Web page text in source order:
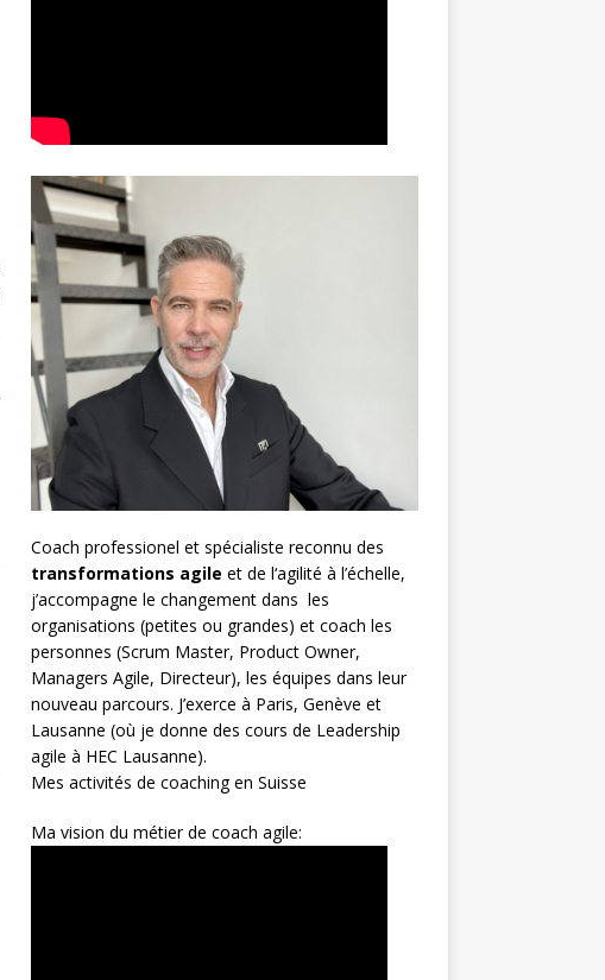
Coach professionel et spécialiste reconnu des
transformations agile et de l‘agilité à l’échelle,
j’accompagne le changement dans les
organisations (petites ou grandes) et coach les
personnes (Scrum Master, Product Owner,
Managers Agile, Directeur), les équipes dans leur
nouveau parcours. J’exerce à Paris, Genève et
Lausanne (où je donne des cours de Leadership
agile à HEC Lausanne).
Mes activités de coaching en Suisse
Ma vision du métier de coach agile: